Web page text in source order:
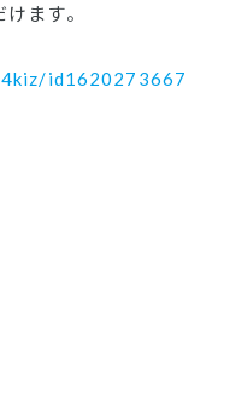
ます。
id1620273667